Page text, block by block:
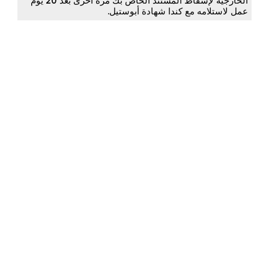
عمل لاستلامه مع كندا شهادة أبوستيل.